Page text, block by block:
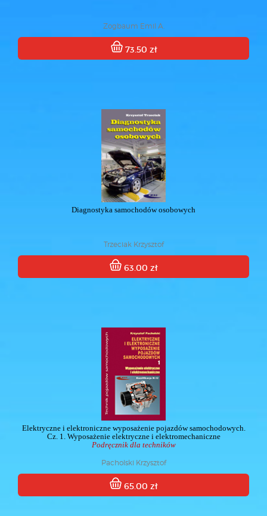
Zogbaum Emil A.
73.50 zł
Diagnostyka samochodów osobowych
Trzeciak Krzysztof
63.00 zł
Elektryczne i elektroniczne wyposażenie pojazdów samochodowych.
Cz. 1. Wyposażenie elektryczne i elektromechaniczne
Podręcznik dla techników
Pacholski Krzysztof
65.00 zł